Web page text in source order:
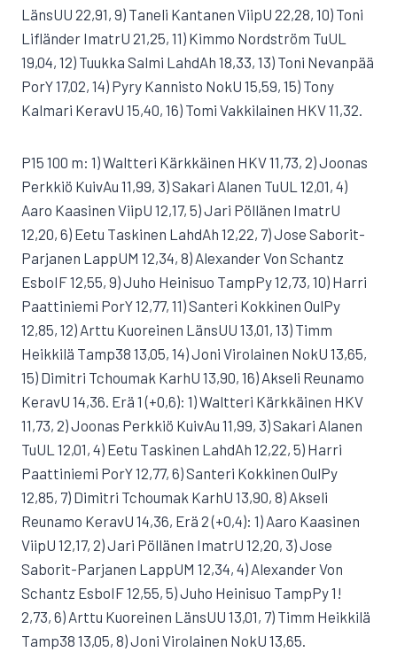
LänsUU 22,91, 9) Taneli Kantanen ViipU 22,28, 10) Toni
Lifländer ImatrU 21,25, 11) Kimmo Nordström TuUL
19,04, 12) Tuukka Salmi LahdAh 18,33, 13) Toni Nevanpää
PorY 17,02, 14) Pyry Kannisto NokU 15,59, 15) Tony
Kalmari KeravU 15,40, 16) Tomi Vakkilainen HKV 11,32.
P15 100 m: 1) Waltteri Kärkkäinen HKV 11,73, 2) Joonas
Perkkiö KuivAu 11,99, 3) Sakari Alanen TuUL 12,01, 4)
Aaro Kaasinen ViipU 12,17, 5) Jari Pöllänen ImatrU
12,20, 6) Eetu Taskinen LahdAh 12,22, 7) Jose Saborit-
Parjanen LappUM 12,34, 8) Alexander Von Schantz
EsboIF 12,55, 9) Juho Heinisuo TampPy 12,73, 10) Harri
Paattiniemi PorY 12,77, 11) Santeri Kokkinen OulPy
12,85, 12) Arttu Kuoreinen LänsUU 13,01, 13) Timm
Heikkilä Tamp38 13,05, 14) Joni Virolainen NokU 13,65,
15) Dimitri Tchoumak KarhU 13,90, 16) Akseli Reunamo
KeravU 14,36. Erä 1 (+0,6): 1) Waltteri Kärkkäinen HKV
11,73, 2) Joonas Perkkiö KuivAu 11,99, 3) Sakari Alanen
TuUL 12,01, 4) Eetu Taskinen LahdAh 12,22, 5) Harri
Paattiniemi PorY 12,77, 6) Santeri Kokkinen OulPy
12,85, 7) Dimitri Tchoumak KarhU 13,90, 8) Akseli
Reunamo KeravU 14,36, Erä 2 (+0,4): 1) Aaro Kaasinen
ViipU 12,17, 2) Jari Pöllänen ImatrU 12,20, 3) Jose
Saborit-Parjanen LappUM 12,34, 4) Alexander Von
Schantz EsboIF 12,55, 5) Juho Heinisuo TampPy 1!
2,73, 6) Arttu Kuoreinen LänsUU 13,01, 7) Timm Heikkilä
Tamp38 13,05, 8) Joni Virolainen NokU 13,65.